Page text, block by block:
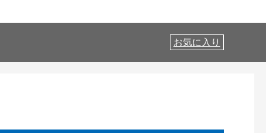
お気に入り